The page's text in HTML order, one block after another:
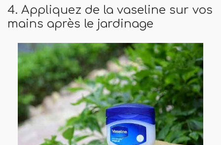
4. Appliquez de la vaseline sur vos
mains après le jardinage